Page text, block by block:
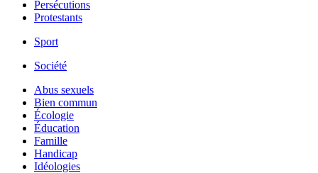
Persécutions
Protestants
Sport
Société
Abus sexuels
Bien commun
Écologie
Éducation
Famille
Handicap
Idéologies